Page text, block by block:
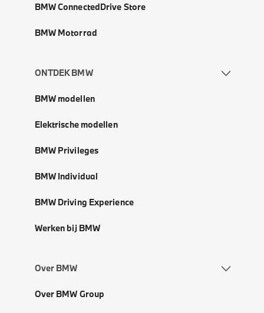
BMW ConnectedDrive Store
BMW Motorrad
ONTDEK BMW
BMW modellen
Elektrische modellen
BMW Privileges
BMW Individual
BMW Driving Experience
Werken bij BMW
Over BMW
Over BMW Group